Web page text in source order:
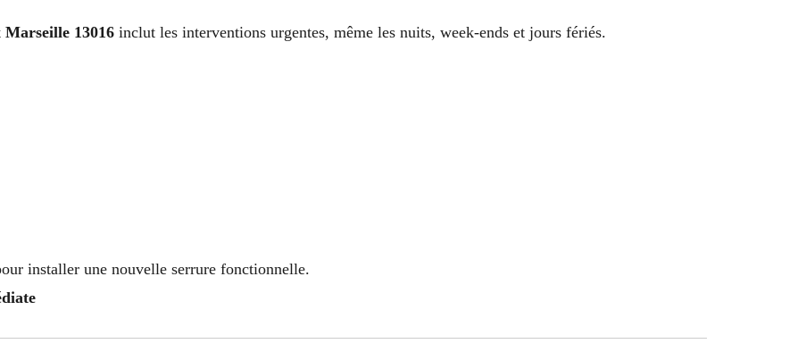
13016 inclut les interventions urgentes, même les nuits, week-ends et jours fériés.
installer une nouvelle serrure fonctionnelle.